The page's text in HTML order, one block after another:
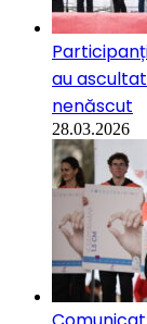
au
nenăscut
28.03.2026